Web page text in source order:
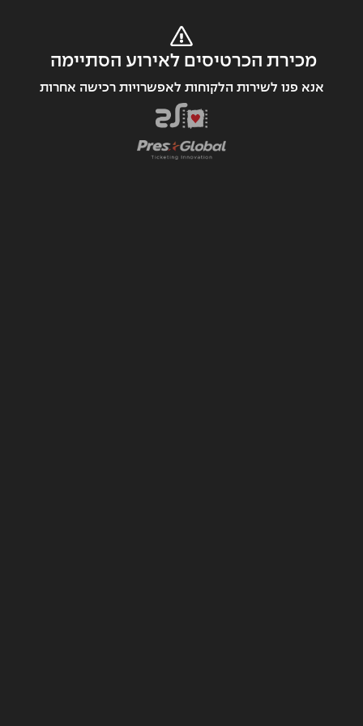
מכירת הכרטיסים לאירוע הסתיימה
אנא פנו לשירות הלקוחות לאפשרויות רכישה אחרות